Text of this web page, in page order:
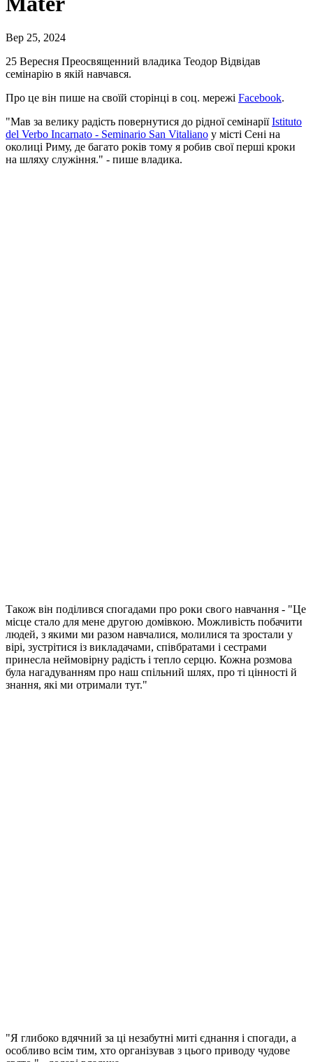
Вер 25, 2024
25 Вересня Преосвященний владика Теодор Відвідав
семінарію в якій навчався.
Про це він пише на своїй сторінці в соц. мережі Facebook.
"Мав за велику радість повернутися до рідної семінаріїIstituto
del Verbo Incarnato - Seminario San Vitaliano у місті Сені на
околиці Риму, де багато років тому я робив свої перші кроки
на шляху служіння." - пише владика.
Також він поділився спогадами про роки свого навчання - "Це
місце стало для мене другою домівкою. Можливість побачити
людей, з якими ми разом навчалися, молилися та зростали у
вірі, зустрітися із викладачами, співбратами і сестрами
принесла неймовірну радість і тепло серцю. Кожна розмова
була нагадуванням про наш спільний шлях, про ті цінності й
знання, які ми отримали тут."
"Я глибоко вдячний за ці незабутні миті єднання і спогади, а
особливо всім тим, хто організував з цього приводу чудове